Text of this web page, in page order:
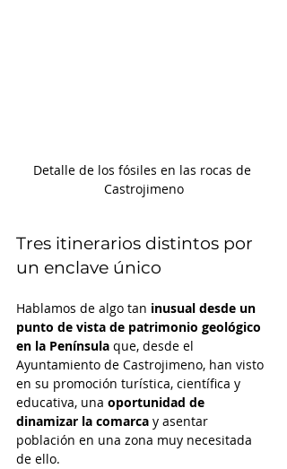
Detalle de los fósiles en las rocas de
Castrojimeno
Tres itinerarios distintos por
un enclave único
Hablamos de algo tan inusual desde un
punto de vista de patrimonio geológico
en la Península que, desde el
Ayuntamiento de Castrojimeno, han visto
en su promoción turística, científica y
educativa, una oportunidad de
dinamizar la comarca y asentar
población en una zona muy necesitada
de ello.